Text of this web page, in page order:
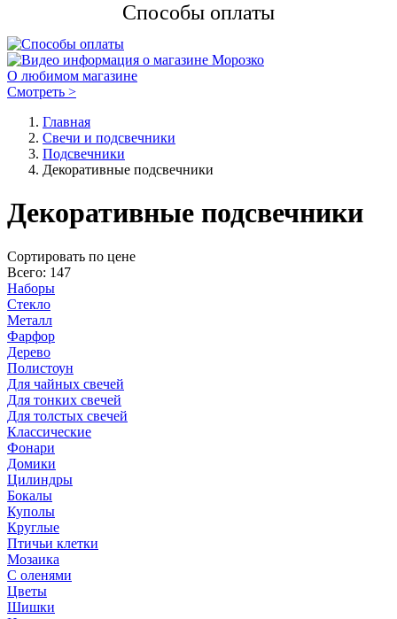
Способы оплаты
О любимом магазине
Смотреть >
Главная
Свечи и подсвечники
Подсвечники
Декоративные подсвечники
Декоративные подсвечники
Cортировать по цене
Всего: 147
Наборы
Стекло
Металл
Фарфор
Дерево
Полистоун
Для чайных свечей
Для тонких свечей
Для толстых свечей
Классические
Фонари
Домики
Цилиндры
Бокалы
Куполы
Круглые
Птичьи клетки
Мозаика
С оленями
Цветы
Шишки